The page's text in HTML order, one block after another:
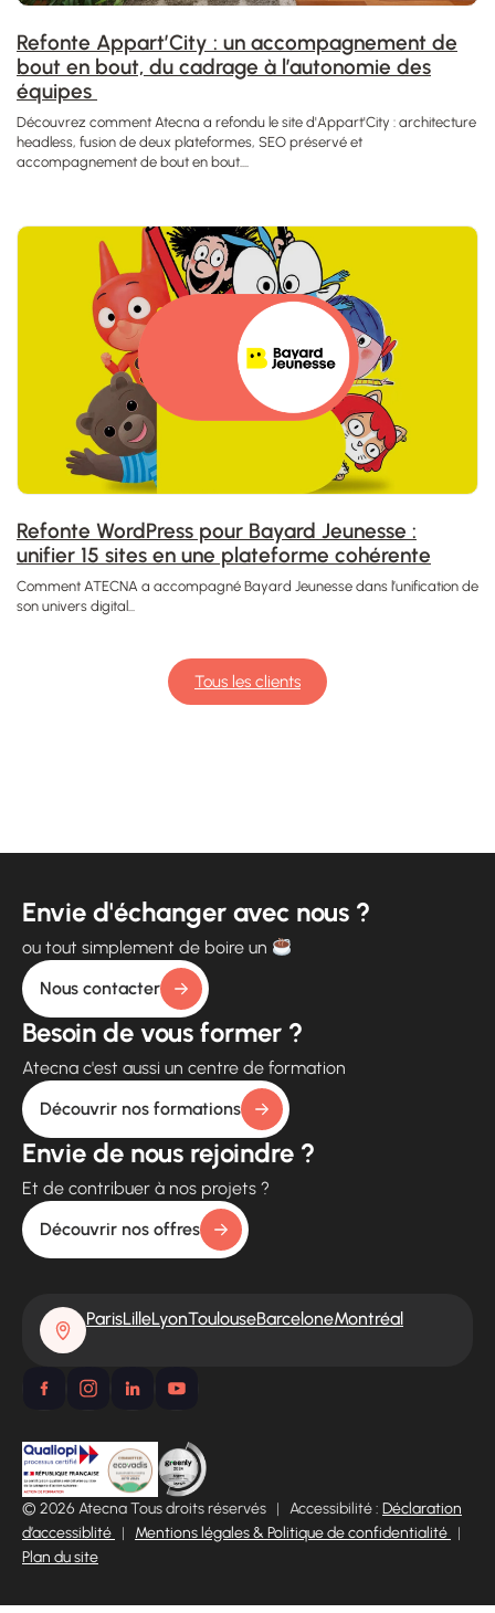
Refonte Appart’City : un accompagnement de
bout en bout, du cadrage à l’autonomie des
équipes
Découvrez comment Atecna a refondu le site d'Appart'City : architecture
headless, fusion de deux plateformes, SEO préservé et
accompagnement de bout en bout....
Refonte WordPress pour Bayard Jeunesse :
unifier 15 sites en une plateforme cohérente
Comment ATECNA a accompagné Bayard Jeunesse dans l’unification de
son univers digital...
Tous les clients
Envie d'échanger avec nous ?
ou tout simplement de boire un
Nous contacter
Besoin de vous former ?
Atecna c'est aussi un centre de formation
Découvrir nos formations
Envie de nous rejoindre ?
Et de contribuer à nos projets ?
Découvrir nos offres
ParisLilleLyonToulouseBarceloneMontréal
© 2026 Atecna Tous droits réservés | Accessibilité : Déclaration
d’accessiblité | Mentions légales & Politique de confidentialité |
Plan du site